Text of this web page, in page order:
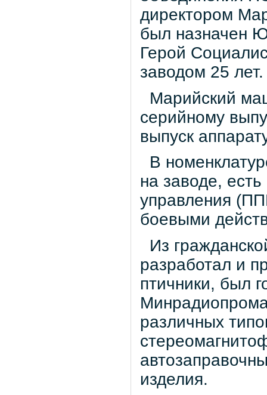
директором
был назначен
Герой
заводом 25 лет.
Марийский
серийному
выпуск
В
на заводе,
управления
боевыми
Из
разработал и
птичники, был
различных
изделия.